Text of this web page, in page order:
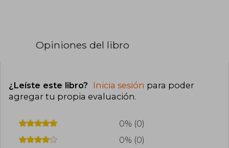
Opiniones del libro
¿Leíste este libro? Inicia sesión para poder
agregar tu propia evaluación.
0% (0)
0% (0)